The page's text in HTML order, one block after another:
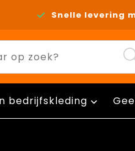
Snelle levering
bedrijfskleding